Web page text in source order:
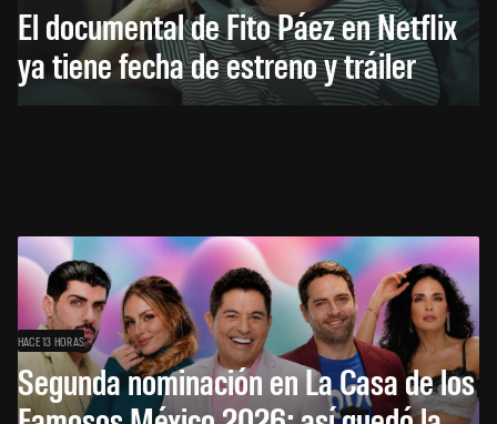
El documental de Fito Páez en Netflix
ya tiene fecha de estreno y tráiler
HACE 13 HORAS
Segunda nominación en La Casa de los